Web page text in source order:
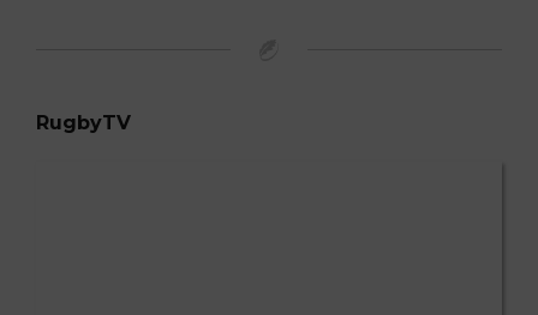
RugbyTV